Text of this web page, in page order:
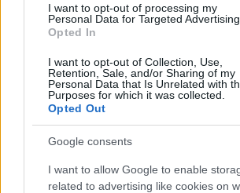
I want to opt-out of processing my
Personal Data for Targeted Advertising.
Opted In
I want to opt-out of Collection, Use,
Retention, Sale, and/or Sharing of my
Personal Data that Is Unrelated with
Purposes for which it was collected.
Opted Out
Google consents
I want to allow Google to enable
related to advertising like cookies on
COTIZACIONES CRYPTO
Nombre
Bitcoin
Ethereum